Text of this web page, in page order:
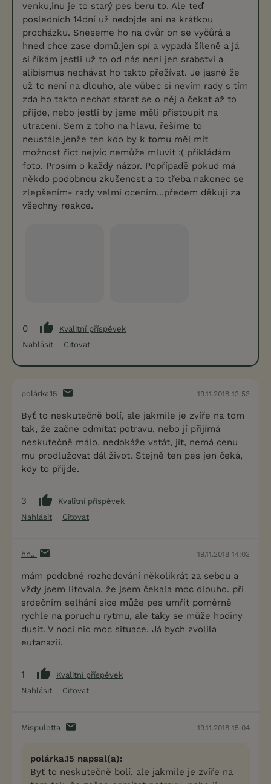
venku,inu je to starý pes beru to. Ale teď
posledních 14dní už nedojde ani na krátkou
procházku. Sneseme ho na dvůr on se vyčůrá a
hned chce zase domů,jen spí a vypadá šíleně a já
si říkám jestli už to od nás neni jen srabství a
alibismus nechávat ho takto přežívat. Je jasné že
už to není na dlouho, ale vůbec si nevím rady s tím
zda ho takto nechat starat se o něj a čekat až to
přijde, nebo jestli by jsme měli přistoupit na
utracení. Sem z toho na hlavu, řešíme to
neustále,jenže ten kdo by k tomu měl mít
možnost říct nejvíc nemůže mluvit :( přikládám
foto. Prosím o každý názor. Popřípadě pokud má
někdo podobnou zkušenost a to třeba nakonec se
zlepšením- rady velmi ocením...předem děkuji za
všechny reakce.
0
Kvalitní příspěvek
Nahlásit
Citovat
polárka.15 19.11.2018 13:53
Byť to neskutečně bolí, ale jakmile je zvíře na tom
tak, že začne odmítat potravu, nebo jí přijímá
neskutečně málo, nedokáže vstát, jít, nemá cenu
mu prodlužovat dál život. Stejně ten pes jen čeká,
kdy to přijde.
3
Kvalitní příspěvek
Nahlásit
Citovat
hn.. 19.11.2018 14:03
mám podobné rozhodování několikrát za sebou a
vždy jsem litovala, že jsem čekala moc dlouho. při
srdečním selhání sice může pes umřít poměrně
rychle na poruchu rytmu, ale taky se může hodiny
dusit. V noci nic moc situace. Já bych zvolila
eutanazii.
1
Kvalitní příspěvek
Nahlásit
Citovat
Mispuletta 19.11.2018 15:04
polárka.15 napsal(a):
Byť to neskutečně bolí, ale jakmile je zvíře na